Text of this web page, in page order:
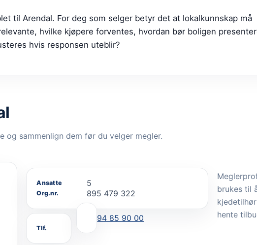
til Arendal. For deg som selger betyr det at lokalkunnskap må
hvilke kjøpere forventes, hvordan bør boligen
hvis responsen uteblir?
og sammenlign dem før du velger megler.
Ansatte 5
Org.nr. 895 479 322
Tlf.
94 85 90 00
brukes til
hente